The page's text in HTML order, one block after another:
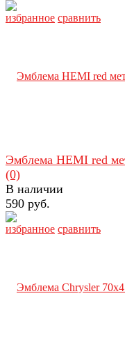
избранное сравнить
избранное сравнить
Эмблема HEMI red
(0)
В наличии
590 руб.